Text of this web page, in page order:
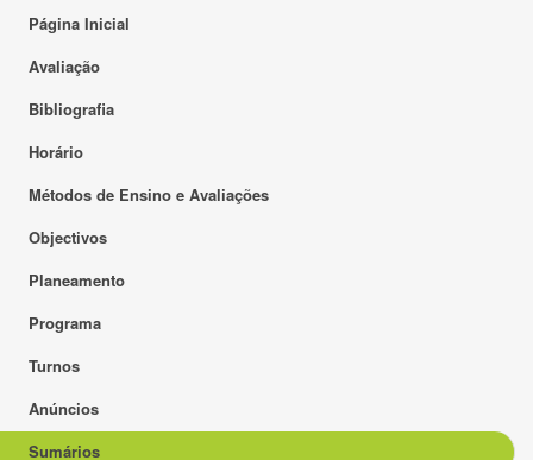
Página Inicial
Avaliação
Bibliografia
Horário
Métodos de Ensino e Avaliações
Objectivos
Planeamento
Programa
Turnos
Anúncios
Sumários